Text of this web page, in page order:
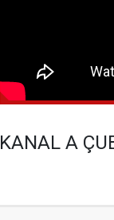
KANAL A